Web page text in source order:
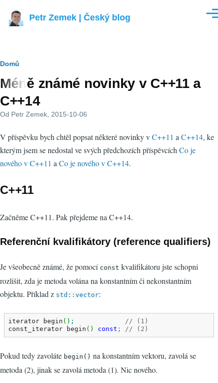
Petr Zemek | Český blog
Drobečková
navigace
Domů
Méně známé novinky v C++11 a
C++14
Od Petr Zemek , 2015-10-06
V příspěvku bych chtěl popsat některé novinky vC++11 a C++14, ke
kterým jsem se nedostal ve svých předchozích příspěvcích Co je
nového v C++11 a Co je nového v C++14.
C++11
Začněme C++11. Pak přejdeme na C++14.
Referenční kvalifikátory (reference qualifiers)
Je všeobecně známé, že pomocí const kvalifikátoru jste schopni
rozlišit, zda je metoda volána na konstantním či nekonstantním
objektu. Příklad z std::vector:
iterator begin ( ) ;
// (1)
const_iterator begin ( ) const ; // (2)
Pokud tedy zavoláte begin() na konstantním vektoru, zavolá se
metoda (2), jinak se zavolá metoda (1). Nic nového.